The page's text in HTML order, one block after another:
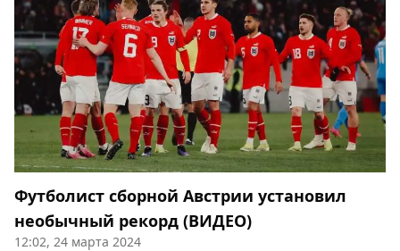
Футболист сборной Австрии установил
необычный рекорд (ВИДЕО)
12:02, 24 марта 2024